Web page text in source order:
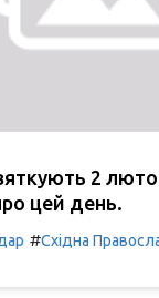
2
цей день.
#Східна